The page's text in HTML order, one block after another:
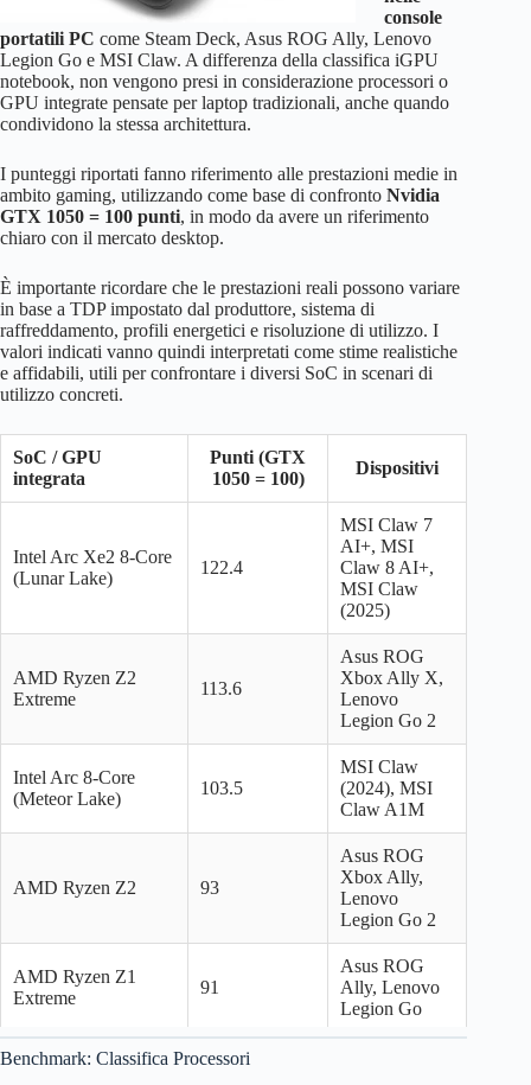
264.7 –
GTX 980 Ti 251.5 250W –
RX 590 235.3 175W –
GTX 1650
Super
226.5 100W –
GTX 1060
(6GB)
217.6 120W –
RX 580
RX 5500 211.8 110W –
GTX 980 165W –
(3GB)
–
–
Ryzen 7 8700G
(780M)
161.8 –
–
RX 6400 –
139$
Ryzen 5 8600G
–
–
Ryzen 5 8500G
–
Radeon 860M 70
Ryzen 8040 –
8240U
Radeon 760M (2600
MHz)
64 Ryzen 7600U
Radeon 840M 62
Ryzen 8025 –
8225U
Radeon 740M (2800
59
Intel Iris Xe G7
96EUs (1500 MHz)
53.1
Tiger Lake
high-end
Intel Arc 4-Core
iGPU
52
Core Ultra
Intel Iris Xe G7
96EUs (1450 MHz)
51
Tiger Lake
high-end
Intel Iris Xe G7
Tiger Lake
mid-range
Radeon 660M (1900
MHz)
Ryzen 6600U
RX Vega 8 (2000
Ryzen 5000
RX Vega 8 (1950
Ryzen 5000
RX Vega 7 (1800
MHz) – 4th/5th gen
36.3 Ryzen 5000
RX Vega 6 (1800
29.7 Ryzen 5000
MHz) – 4th/5th gen
Ryzen 5000
Xe 32EUS (1650
MHz)
24.7 Tiger Lake
console
portatili PC come Steam Deck, Asus ROG Ally, Lenovo
Legion Go e MSI Claw. A differenza della classifica iGPU
notebook, non vengono presi in considerazione processori o
GPU integrate pensate per laptop tradizionali, anche quando
condividono la stessa architettura.
I punteggi riportati fanno riferimento alle prestazioni medie in
ambito gaming, utilizzando come base di confronto Nvidia
GTX 1050 = 100 punti, in modo da avere un riferimento
chiaro con il mercato desktop.
È importante ricordare che le prestazioni reali possono variare
in base a TDP impostato dal produttore, sistema di
raffreddamento, profili energetici e risoluzione di utilizzo. I
valori indicati vanno quindi interpretati come stime realistiche
e affidabili, utili per confrontare i diversi SoC in scenari di
utilizzo concreti.
SoC / GPU
integrata
Punti (GTX
1050 = 100)
Dispositivi
Intel Arc Xe2 8-Core
(Lunar Lake)
122.4
MSI Claw 7
AI+, MSI
Claw 8 AI+,
MSI Claw
(2025)
AMD Ryzen Z2
Extreme
113.6
Asus ROG
Xbox Ally X,
Lenovo
Legion Go 2
Intel Arc 8-Core
(Meteor Lake)
103.5
MSI Claw
(2024), MSI
Claw A1M
AMD Ryzen Z2 93
Asus ROG
Xbox Ally,
Lenovo
Legion Go 2
AMD Ryzen Z1
Extreme
91
Asus ROG
Ally, Lenovo
Legion Go
AMD Ryzen Z1 59
Benchmark: Classifica Processori